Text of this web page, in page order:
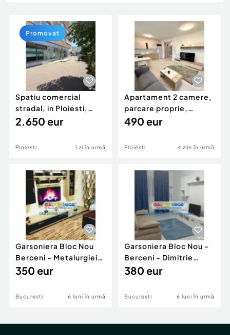
Animale de companie
Afaceri și echipamente profesionale
Inchiriere Bunuri si Vehicule
Piese auto si accesorii
Dacia Duster
Spatiu comercial
stradal, in Ploiesti,
zona Malu Rosu.
2.650 eur
Ploiesti 1 zi în urmă
Promovat
Apartament 2 camere,
parcare proprie,
Ploiesti, Albert.
490 eur
Ploiesti 4 zile în urmă
Garsoniera Bloc Nou
Berceni - Metalurgiei
Park - Postalionul
350 eur
Bucuresti 6 luni în urmă
Garsoniera Bloc Nou -
Berceni - Dimitrie
Leonida
380 eur
Bucuresti 6 luni în urmă